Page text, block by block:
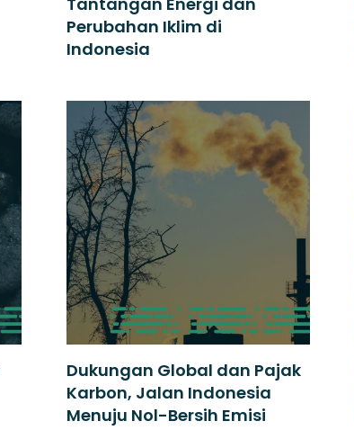
Perubahan Iklim di
Indonesia
Dukungan Global dan Pajak
Karbon, Jalan Indonesia
Menuju Nol-Bersih Emisi